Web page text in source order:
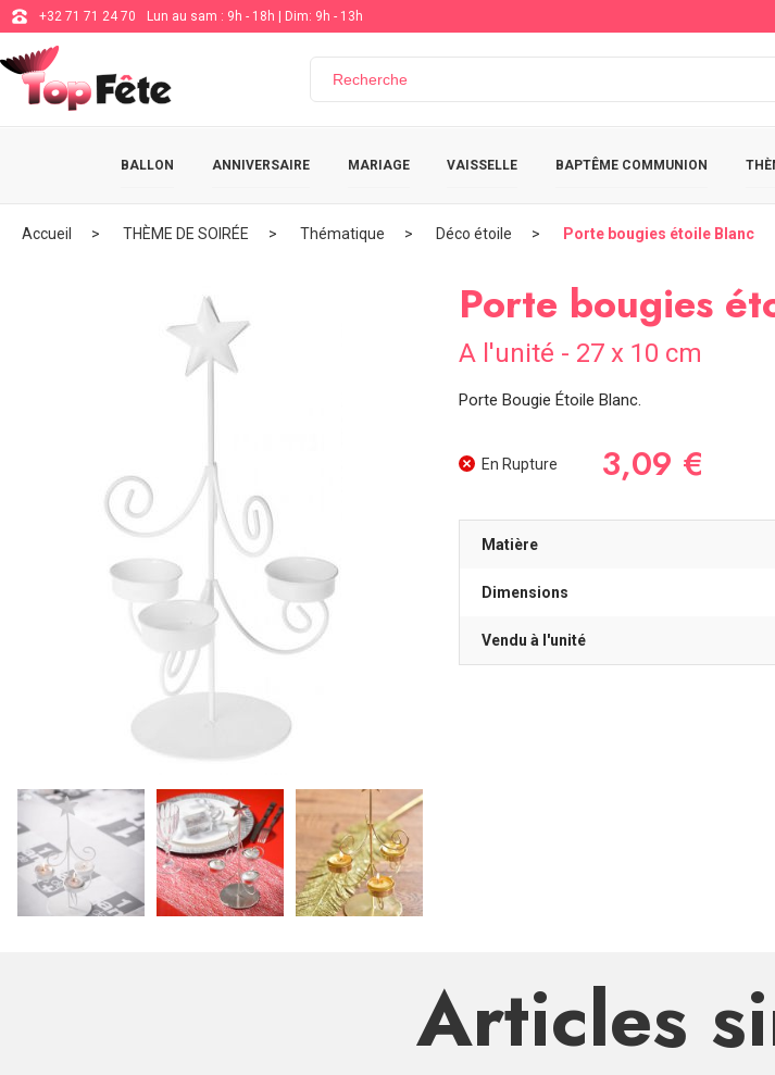
+32 71 71 24 70 Lun au sam : 9h - 18h | Dim: 9h - 13h
BALLON ANNIVERSAIRE MARIAGE VAISSELLE BAPTÊME COMMUNION
Accueil THÈME DE SOIRÉE Thématique Déco étoile Porte bougies étoile Blanc
Porte bougies
A l'unité - 27 x 10 cm
Porte Bougie Étoile Blanc.
En Rupture 3,09 €
Matière
Dimensions
Vendu à l'unité
Articles